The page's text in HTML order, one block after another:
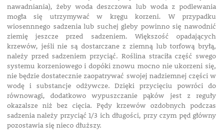
nawadniania), żeby woda deszczowa lub woda z podlewania
mogła się utrzymywać w kręgu korzeni. W przypadku
wiosennnego sadzenia lub suchej gleby powinno się nawodnić
ziemię jeszcze przed sadzeniem. Większość opadających
krzewów, jeśli nie są dostarczane z ziemną lub torfową bryłą,
należy przed sadzeniem przyciąć. Roślina straciła część swego
systemu korzeniowego i dopóki znowu mocno nie ukorzeni się,
nie będzie dostatecznie zaopatrywać swojej nadziemnej części w
wodę i substancje odżywcze. Dzięki przycięciu powróci do
równowagi, dodatkowo wypuszczanie pąków jest z reguły
okazalsze niż bez cięcia. Pędy krzewów ozdobnych podczas
sadzenia należy przyciąć 1/3 ich długości, przy czym pęd główny
pozostawia się nieco dłuższy.